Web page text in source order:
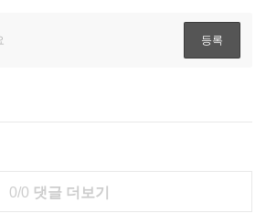
0/0 댓글 더보기